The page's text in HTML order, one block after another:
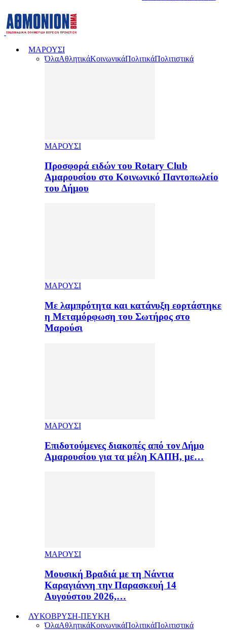
ΜΑΡΟΥΣΙ
ΌλαΑθλητικάΚοινωνικάΠολιτικάΠολιτιστικά
ΜΑΡΟΥΣΙ
Προσφορά ειδών του Rotary Club
Αμαρουσίου στο Κοινωνικό Παντοπωλείο
του Δήμου
ΜΑΡΟΥΣΙ
Με λαμπρότητα και κατάνυξη εορτάστηκε
η Μεταμόρφωση του Σωτήρος στο
Μαρούσι
ΜΑΡΟΥΣΙ
Επιδοτούμενες διακοπές από τον Δήμο
Αμαρουσίου για τα μέλη ΚΑΠΗ, με…
ΜΑΡΟΥΣΙ
Μουσική Βραδιά με τη Νάντια
Καραγιάννη την Παρασκευή 14
Αυγούστου 2026,…
ΛΥΚΟΒΡΥΣΗ-ΠΕΥΚΗ
ΌλαΑθλητικάΚοινωνικάΠολιτικάΠολιτιστικά